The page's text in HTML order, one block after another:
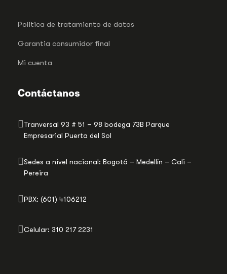
Politica de tratamiento de datos
Garantia consumidor final
Mi cuenta
Contáctanos
Tranversal 93 # 51 – 98 bodega 73B Parque
Empresarial Puerta del Sol
Sedes a nivel nacional: Bogotá – Medellín – Cali –
Pereira
PBX: (601) 4106212
Celular: 310 217 2231